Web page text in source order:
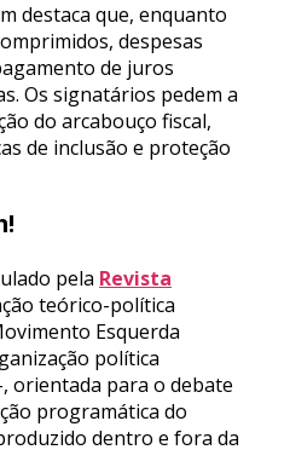
destaca que, enquanto
despesas
de juros
Os signatários pedem a
do arcabouço fiscal,
de inclusão e proteção
pela Revista
teórico-política
Esquerda
política
orientada para o debate
programática do
dentro e fora da